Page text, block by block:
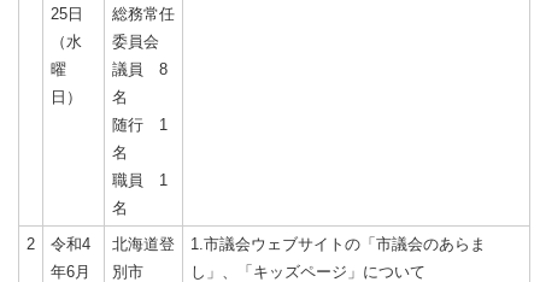
25日
（水
曜
日）
総務常任
委員会
議員 8
名
随行 1
名
職員 1
名
2
令和4
年6月
北海道登
別市
1.市議会ウェブサイトの「市議会のあらま
し」、「キッズページ」について